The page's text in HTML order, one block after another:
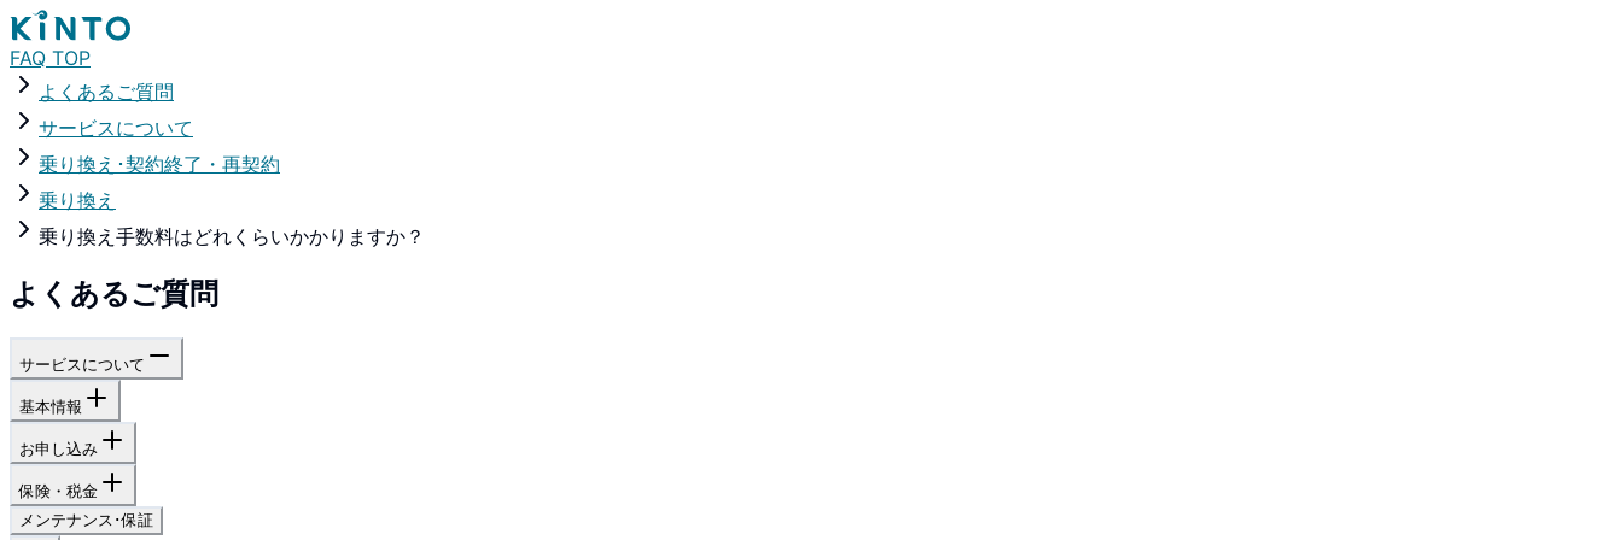
FAQ TOP
よくあるご質問
サービスについて
乗り換え･契約終了・再契約
乗り換え
乗り換え手数料はどれくらいかかりますか？
よくあるご質問
サービスについて
基本情報
お申し込み
保険・税金
メンテナンス･保証